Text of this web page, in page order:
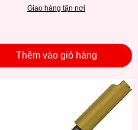
Giao hàng tận nơi
Thêm vào giỏ hàng